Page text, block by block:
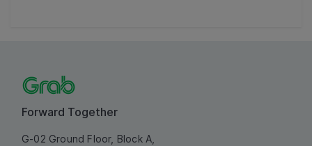
Forward Together
G-02 Ground Floor, Block A,